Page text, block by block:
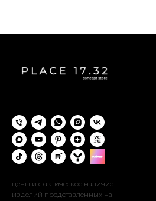
цены и фактическое наличие
изделий представленных на